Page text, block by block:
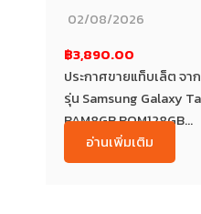
02/08/2026
฿3,890.00
ประกาศขายแท็บเล็ต จ
รุ่น Samsung Galaxy
RAM8GB ROM128GB...
อ่านเพิ่มเติม